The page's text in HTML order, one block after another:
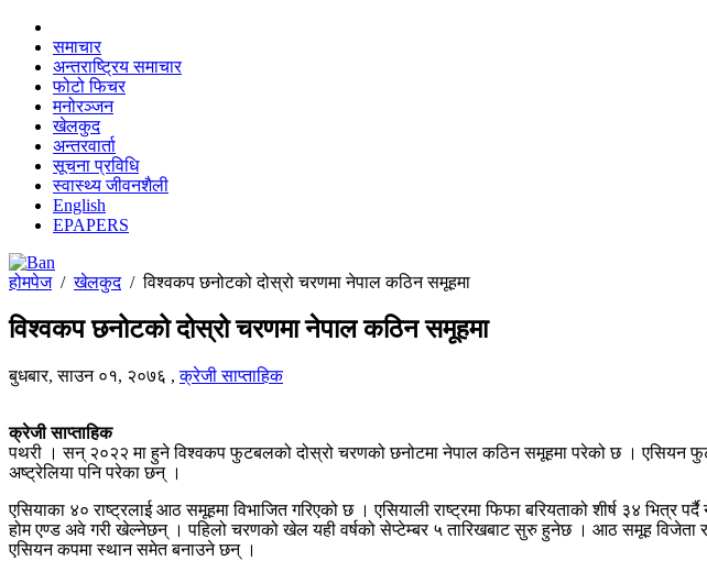
समाचार
अन्तराष्ट्रिय समाचार
फोटो फिचर
मनोरञ्जन
खेलकुद
अन्तरवार्ता
सूचना प्रविधि
स्वास्थ्य जीवनशैली
English
EPAPERS
होमपेज/खेलकुद/विश्वकप छनोटको दोस्रो चरणमा नेपाल कठिन समूहमा
विश्वकप छनोटको दोस्रो चरणमा नेपाल कठिन समूहमा
बुधबार, साउन ०१, २०७६ ,क्रेजी साप्ताहिक
क्रेजी साप्ताहिक
पथरी । सन् २०२२ मा हुने विश्वकप फुटबलको दोस्रो चरणको छनोटमा नेपाल कठिन समूहमा परेको छ । एसियन
अष्ट्रेलिया पनि परेका छन् ।
एसियाका ४० राष्ट्रलाई आठ समूहमा विभाजित गरिएको छ । एसियाली राष्ट्रमा फिफा बरियताको शीर्ष ३४
होम एण्ड अवे गरी खेल्नेछन् । पहिलो चरणको खेल यही वर्षको सेप्टेम्बर ५ तारिखबाट सुरु हुनेछ । आठ समूह
एसियन कपमा स्थान समेत बनाउने छन् ।